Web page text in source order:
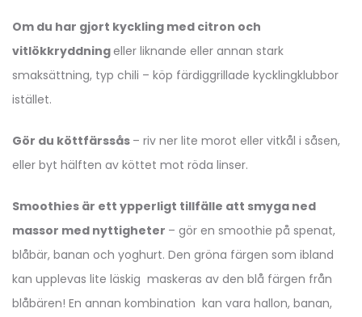
Om du har gjort kyckling med citron och
vitlökkryddningeller liknande eller annan stark
smaksättning, typ chili – köp färdiggrillade kycklingklubbor
istället.
Gör du köttfärssås – riv ner lite morot eller vitkål i såsen,
eller byt hälften av köttet mot röda linser.
Smoothies är ett ypperligt tillfälle att smyga ned
massor med nyttigheter – gör en smoothie på spenat,
blåbär, banan och yoghurt. Den gröna färgen som ibland
kan upplevas lite läskig maskeras av den blå färgen från
blåbären! En annan kombination kan vara hallon, banan,